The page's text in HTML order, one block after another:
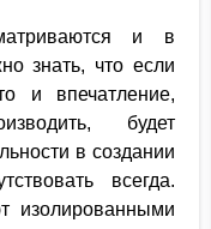
и в
знать, что если
и впечатление,
будет
в создании
всегда.
изолированными